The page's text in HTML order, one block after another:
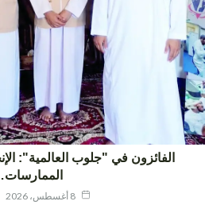
الفائزون في "جلوب العالمية":
الممارسات…